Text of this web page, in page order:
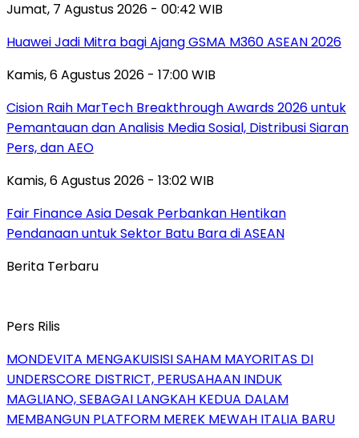
Jumat, 7 Agustus 2026 - 00:42 WIB
Huawei Jadi Mitra bagi Ajang GSMA M360 ASEAN 2026
Kamis, 6 Agustus 2026 - 17:00 WIB
Cision Raih MarTech Breakthrough Awards 2026 untuk
Pemantauan dan Analisis Media Sosial, Distribusi Siaran
Pers, dan AEO
Kamis, 6 Agustus 2026 - 13:02 WIB
Fair Finance Asia Desak Perbankan Hentikan
Pendanaan untuk Sektor Batu Bara di ASEAN
Berita Terbaru
Pers Rilis
MONDEVITA MENGAKUISISI SAHAM MAYORITAS DI
UNDERSCORE DISTRICT, PERUSAHAAN INDUK
MAGLIANO, SEBAGAI LANGKAH KEDUA DALAM
MEMBANGUN PLATFORM MEREK MEWAH ITALIA BARU